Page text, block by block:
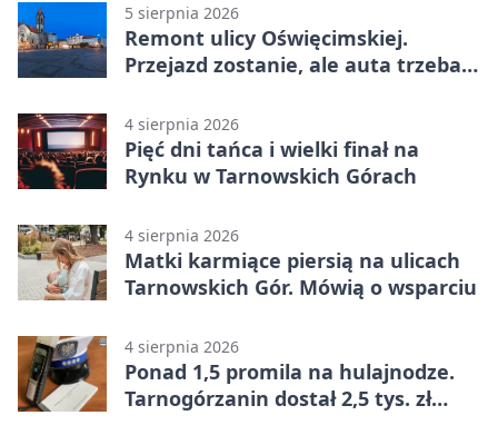
5 sierpnia 2026
Remont ulicy Oświęcimskiej.
Przejazd zostanie, ale auta trzeba
4 sierpnia 2026
Pięć dni tańca i wielki finał na
Rynku w Tarnowskich Górach
4 sierpnia 2026
Matki karmiące piersią na ulicach
Tarnowskich Gór. Mówią o wsparciu
4 sierpnia 2026
Ponad 1,5 promila na hulajnodze.
Tarnogórzanin dostał 2,5 tys. zł